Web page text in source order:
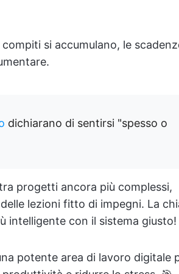
si accumulano, le
dichiarano di sentirsi "spesso o
progetti ancora più complessi,
lezioni fitto di impegni. La
intelligente con il sistema giusto!
potente area di lavoro digitale